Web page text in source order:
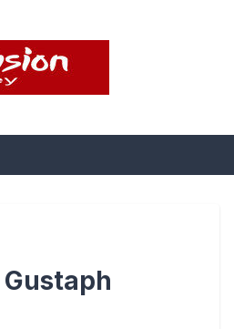
Türkiye –
Eurovision